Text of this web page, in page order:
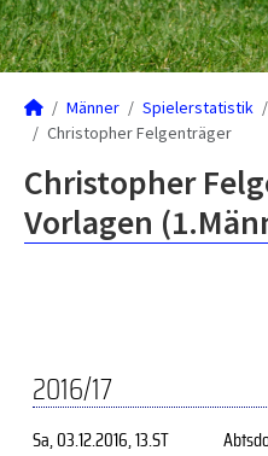
Männer Spielerstatistik
Christopher Felgenträger
Christopher
Vorlagen
2016/17
Sa, 03.12.2016, 13.ST